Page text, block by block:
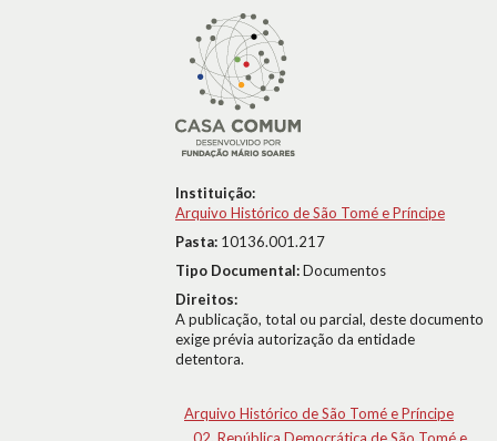
Instituição:
Arquivo Histórico de São Tomé e Príncipe
Pasta: 10136.001.217
Tipo Documental:Documentos
Direitos:
A publicação, total ou parcial, deste documento
exige prévia autorização da entidade
detentora.
Arquivo Histórico de São Tomé e Príncipe